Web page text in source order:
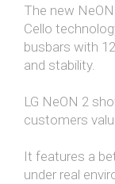
The new
Cello
busbars with
and stability.
LG NeON 2
customers
It features a
under real